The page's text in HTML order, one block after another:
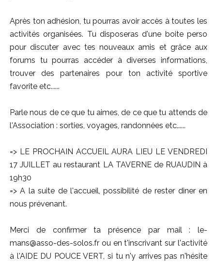
Après ton adhésion, tu pourras avoir accès à toutes les
activités organisées. Tu disposeras d'une boite perso
pour discuter avec tes nouveaux amis et grâce aux
forums tu pourras accéder à diverses informations,
trouver des partenaires pour ton activité sportive
favorite etc......
Parle nous de ce que tu aimes, de ce que tu attends de
l'Association : sorties, voyages, randonnées etc......
=> LE PROCHAIN ACCUEIL AURA LIEU LE VENDREDI
17 JUILLET au restaurant LA TAVERNE de RUAUDIN à
19h30
=> A la suite de l'accueil, possibilité de rester diner en
nous prévenant.
Merci de confirmer ta présence par mail : le-
mans@asso-des-solos.fr ou en t'inscrivant sur l'activité
à l'AIDE DU POUCE VERT, si tu n'y arrives pas n'hésite